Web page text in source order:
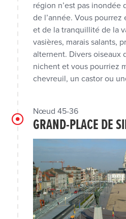
région n’est pas inondée
de l’année. Vous
et de la tranquillité de la
vasières, marais salants,
alternent. Divers oiseaux
nichent et vous pourriez
chevreuil, un castor ou
Nœud 45-36
GRAND-PLACE DE